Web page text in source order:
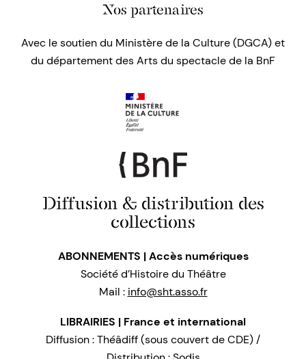
Nos partenaires
Avec le soutien du Ministère de la Culture (DGCA) et
du département des Arts du spectacle de la BnF
Diffusion & distribution des
collections
ABONNEMENTS | Accès numériques
Société d’Histoire du Théâtre
Mail : info@sht.asso.fr
LIBRAIRIES | France et international
Diffusion : Théâdiff (sous couvert de CDE) /